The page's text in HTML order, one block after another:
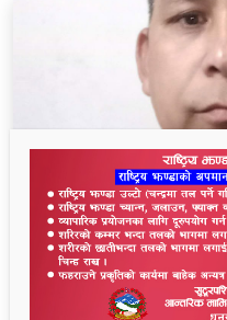
थारू आयोगमा
ऐतिहासिक र समावेशी